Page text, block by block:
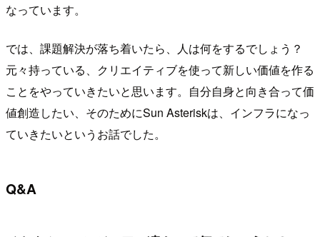
なっています。
では、課題解決が落ち着いたら、人は何をするでしょう？
元々持っている、クリエイティブを使って新しい価値を作る
ことをやっていきたいと思います。自分自身と向き合って価
値創造したい、そのためにSun Asteriskは、インフラになっ
ていきたいというお話でした。
Q&A